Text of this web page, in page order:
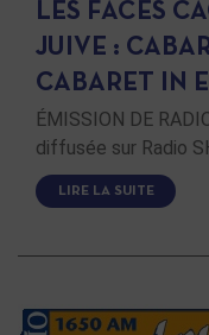
LES FACES
JUIVE :
CABARET IN
ÉMISSION DE
diffusée sur Radio
LIRE LA SUITE